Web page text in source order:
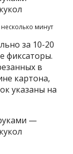
минут
за 10-20
фиксаторы.
в
картона,
указаны на